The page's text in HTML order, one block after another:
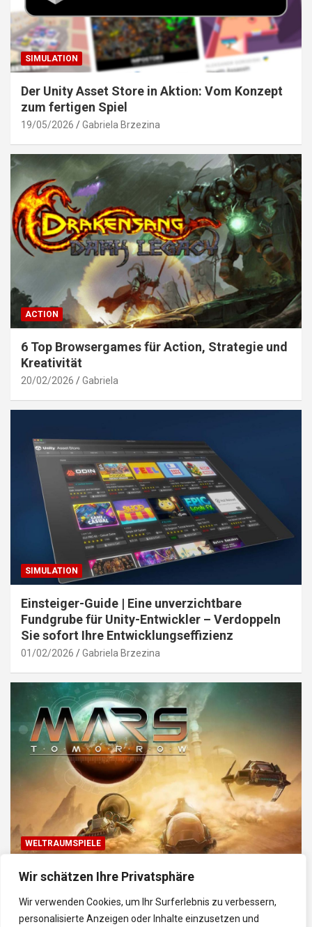
Wir schätzen Ihre Privatsphäre
Wir verwenden Cookies, um Ihr Surferlebnis zu verbessern,
personalisierte Anzeigen oder Inhalte einzusetzen und
SIMULATION
Der Unity Asset Store in Aktion: Vom Konzept
zum fertigen Spiel
19/05/2026 Gabriela Brzezina
ACTION
6 Top Browsergames für Action, Strategie und
Kreativität
20/02/2026 Gabriela
SIMULATION
Einsteiger-Guide | Eine unverzichtbare
Fundgrube für Unity-Entwickler – Verdoppeln
Sie sofort Ihre Entwicklungseffizienz
01/02/2026 Gabriela Brzezina
WELTRAUMSPIELE
Top Weltraum-Browser-Spiele: Erkunde, baue